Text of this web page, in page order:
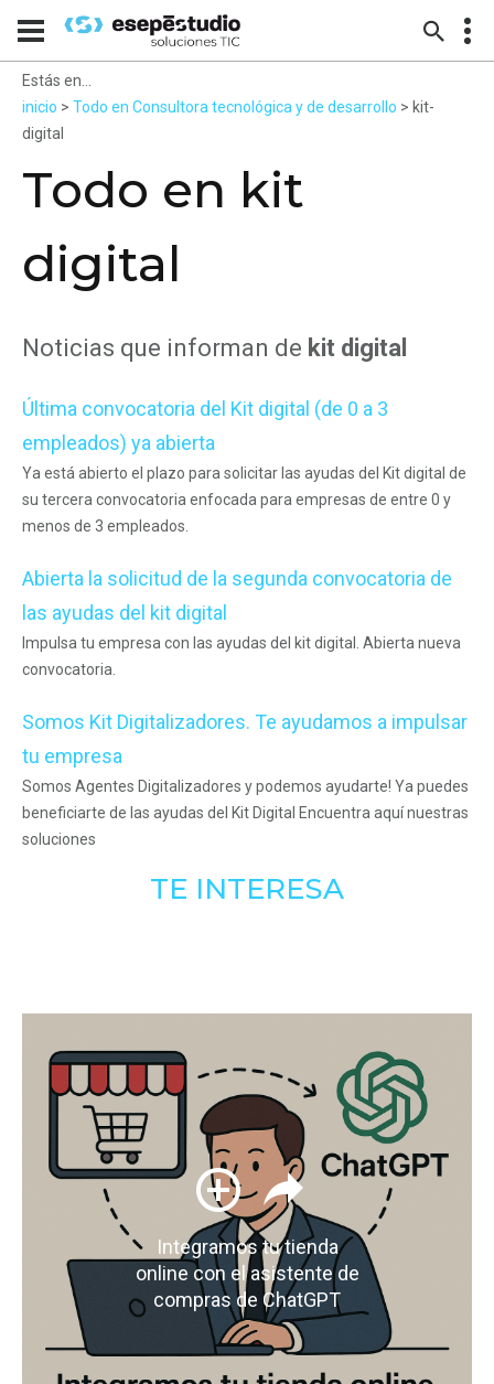
Estás en...
inicio > Todo en Consultora tecnológica y de desarrollo > kit-
digital
Todo en kit
digital
Noticias que informan de kit digital
Última convocatoria del Kit digital (de 0 a 3
empleados) ya abierta
Ya está abierto el plazo para solicitar las ayudas del Kit digital de
su tercera convocatoria enfocada para empresas de entre 0 y
menos de 3 empleados.
Abierta la solicitud de la segunda convocatoria de
las ayudas del kit digital
Impulsa tu empresa con las ayudas del kit digital. Abierta nueva
convocatoria.
Somos Kit Digitalizadores. Te ayudamos a impulsar
tu empresa
Somos Agentes Digitalizadores y podemos ayudarte! Ya puedes
beneficiarte de las ayudas del Kit Digital Encuentra aquí nuestras
soluciones
TE INTERESA
Integramos tu tienda
online con el asistente de
compras de ChatGPT